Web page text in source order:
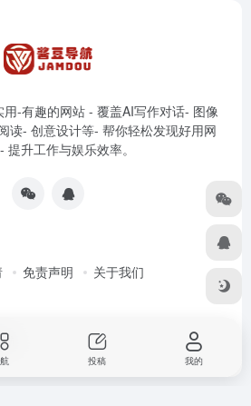
-有趣的网站 - 覆盖AI写作对话- 图像
读- 创意设计等- 帮你轻松发现好用网
提升工作与娱乐效率。
免责声明 关于我们
投稿 我的